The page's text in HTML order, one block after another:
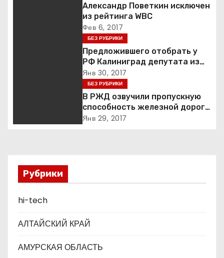
о
а
п
и
с
я
Александр Поветкин исключен
из рейтинга WBC
Фев 6, 2017
БЕЗ РУБРИКИ
Предложившего отобрать у
РФ Калиниград депутата из
Литвы назвали бредящим
шпротом
Янв 30, 2017
БЕЗ РУБРИКИ
В РЖД озвучили пропускную
способность железной дороги
в обход Украины
Янв 29, 2017
Рубрики
hi-tech
АЛТАЙСКИЙ КРАЙ
АМУРСКАЯ ОБЛАСТЬ